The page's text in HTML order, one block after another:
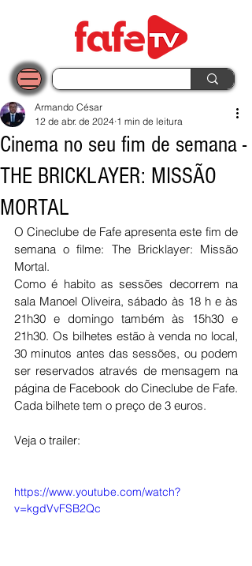
Cinema no seu fim de semana -
THE BRICKLAYER: MISSÃO
MORTAL
Armando César
12 de abr. de 2024 1 min de leitura
O Cineclube de Fafe apresenta este fim de
semana o filme: The Bricklayer: Missão
Mortal.
Como é habito as sessões decorrem na
sala Manoel Oliveira, sábado às 18 h e às
21h30 e domingo também às 15h30 e
21h30. Os bilhetes estão à venda no local,
30 minutos antes das sessões, ou podem
ser reservados através de mensagem na
página de Facebook do Cineclube de Fafe.
Cada bilhete tem o preço de 3 euros.
Veja o trailer:
https://www.youtube.com/watch?
v=kgdVvFSB2Qc